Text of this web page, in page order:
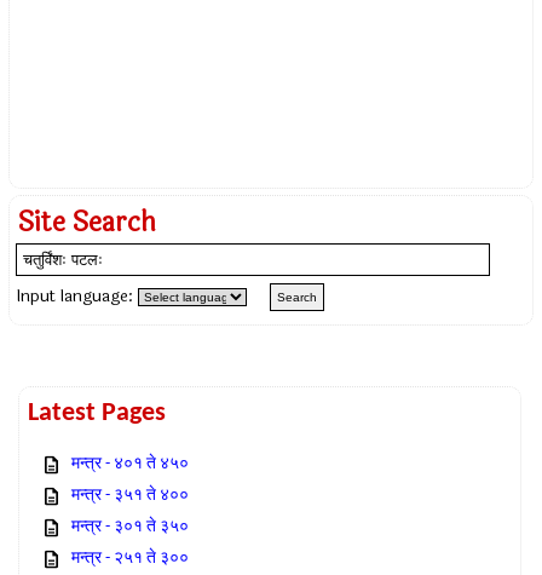
Site Search
Input language:
Latest Pages
मन्त्र - ४०१ ते ४५०
मन्त्र - ३५१ ते ४००
मन्त्र - ३०१ ते ३५०
मन्त्र - २५१ ते ३००